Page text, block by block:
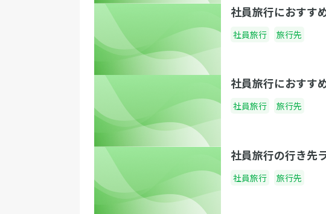
社員旅行におすす
社員旅行 旅行先
社員旅行におすす
社員旅行 旅行先
社員旅行の行き先
社員旅行 旅行先